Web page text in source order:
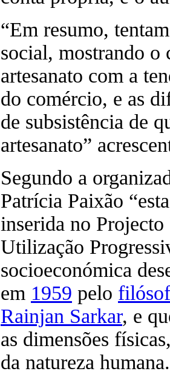
“Em resumo,
social, mostrando o
artesanato com a
do comércio, e as
de subsistência de
artesanato”
Segundo a
Patrícia Paixão
inserida no
Utilização
socioeconómica
em 1959 pelo
Rainjan Sarkar, e
as dimensões
da natureza